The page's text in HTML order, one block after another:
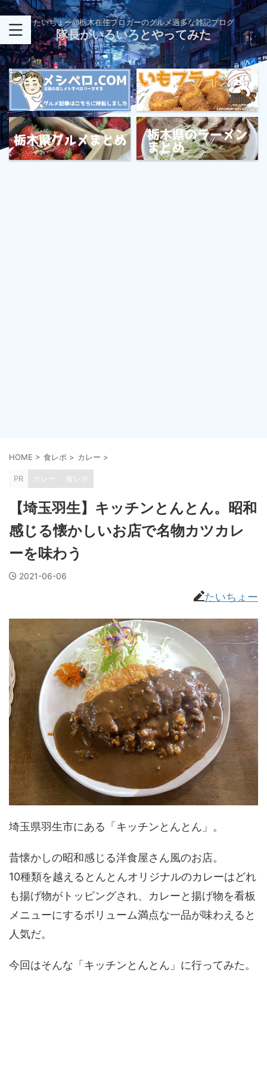
たいちょー@栃木在住ブロガーのグルメ過多な雑記ブログ
隊長がいろいろとやってみた
HOME > 食レポ > カレー >
PR カレー 食レポ
【埼玉羽生】キッチンとんとん。昭和
感じる懐かしいお店で名物カツカレ
ーを味わう
2021-06-06
たいちょー
埼玉県羽生市にある「キッチンとんとん」。
昔懐かしの昭和感じる洋食屋さん風のお店。
10種類を越えるとんとんオリジナルのカレーはどれ
も揚げ物がトッピングされ、カレーと揚げ物を看板
メニューにするボリューム満点な一品が味わえると
人気だ。
今回はそんな「キッチンとんとん」に行ってみた。